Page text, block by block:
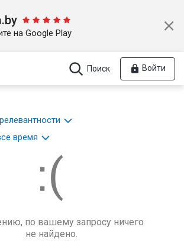
на Google Play
Поиск Войти
время
по вашему запросу ничего
не найдено.